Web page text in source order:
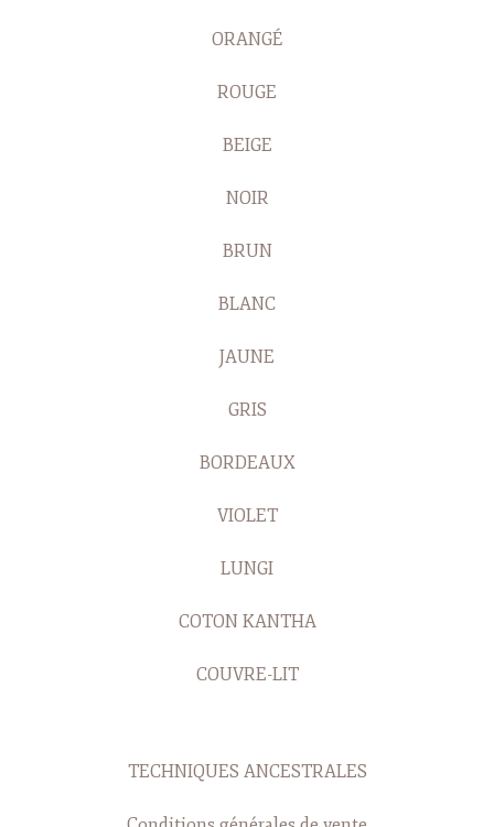
ORANGÉ
ROUGE
BEIGE
NOIR
BRUN
BLANC
JAUNE
GRIS
BORDEAUX
VIOLET
LUNGI
COTON KANTHA
COUVRE-LIT
TECHNIQUES ANCESTRALES